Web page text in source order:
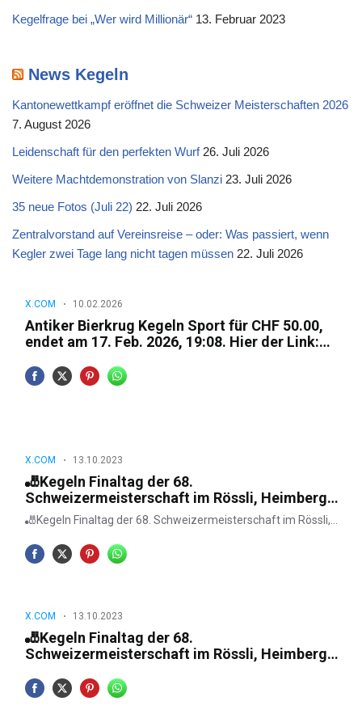
Kegelfrage bei „Wer wird Millionär“ 13. Februar 2023
News Kegeln
Kantonewettkampf eröffnet die Schweizer Meisterschaften 2026
7. August 2026
Leidenschaft für den perfekten Wurf 26. Juli 2026
Weitere Machtdemonstration von Slanzi 23. Juli 2026
35 neue Fotos (Juli 22) 22. Juli 2026
Zentralvorstand auf Vereinsreise – oder: Was passiert, wenn
Kegler zwei Tage lang nicht tagen müssen 22. Juli 2026